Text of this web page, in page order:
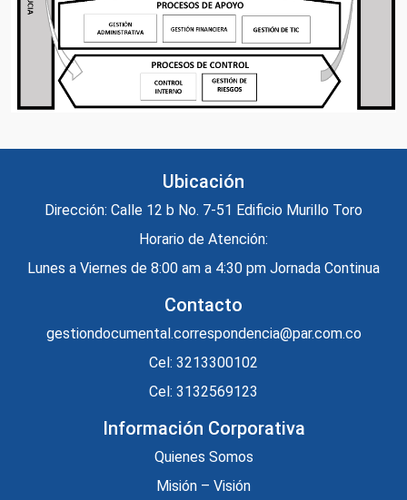
Ubicación
Dirección: Calle 12 b No. 7-51 Edificio Murillo Toro
Horario de Atención:
Lunes a Viernes de 8:00 am a 4:30 pm Jornada Continua
Contacto
gestiondocumental.correspondencia@par.com.co
Cel: 3213300102
Cel: 3132569123
Información Corporativa
Quienes Somos
Misión – Visión